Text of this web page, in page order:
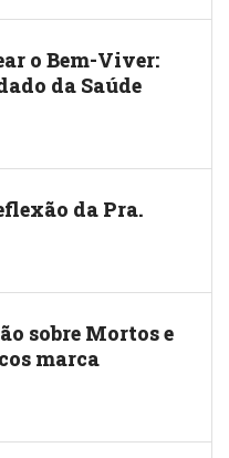
o Bem-Viver:
da Saúde
da Pra.
sobre Mortos e
marca